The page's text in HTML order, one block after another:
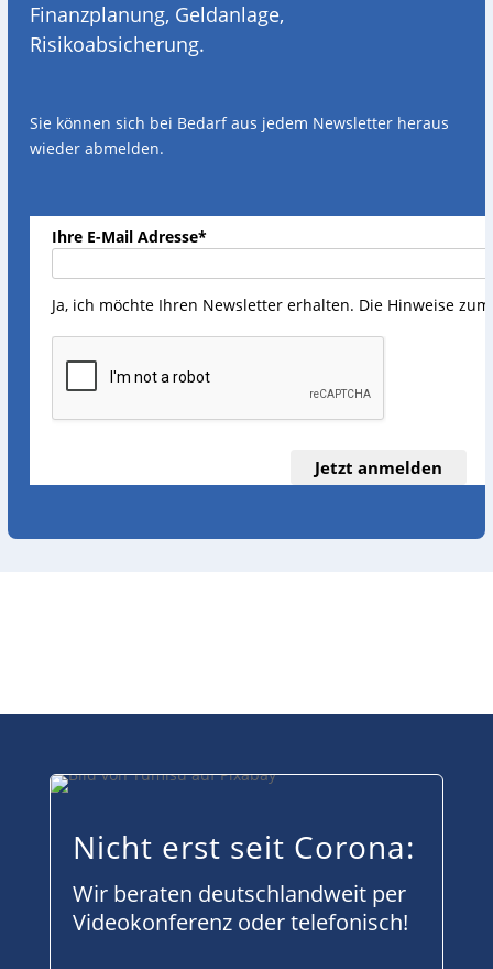
Finanzplanung, Geldanlage,
Risikoabsicherung.
Sie können sich bei Bedarf aus jedem Newsletter heraus
wieder abmelden.
Ihre E-Mail Adresse*
Ja, ich möchte Ihren Newsletter erhalten. Die Hinweise
Jetzt anmelden
Nicht erst seit Corona:
Wir beraten deutschlandweit per
Videokonferenz oder telefonisch!